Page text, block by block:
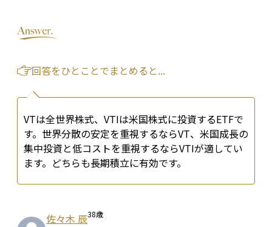
回答をひとことでまとめると...
VTは全世界株式、VTIは米国株式に投資するETFで
す。世界分散の安定を重視するならVT、米国成長の
集中投資と低コストを重視するならVTIが適してい
ます。どちらも長期積立に有効です。
佐々木 辰38歳